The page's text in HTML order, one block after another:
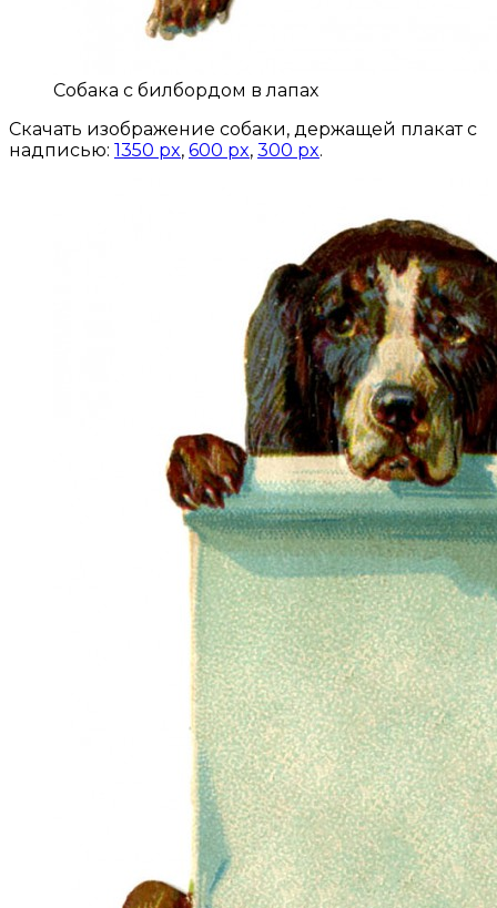
Собака с билбордом в лапах
Скачать изображение собаки, держащей плакат с
надписью: 1350 px, 600 px, 300 px.